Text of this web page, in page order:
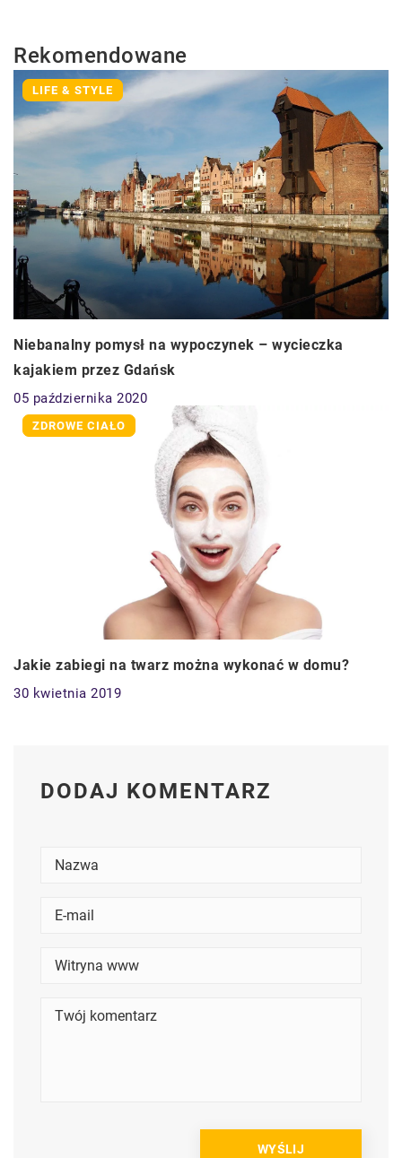
Rekomendowane
LIFE & STYLE
Niebanalny pomysł na wypoczynek – wycieczka
kajakiem przez Gdańsk
05 października 2020
ZDROWE CIAŁO
Jakie zabiegi na twarz można wykonać w domu?
30 kwietnia 2019
DODAJ KOMENTARZ